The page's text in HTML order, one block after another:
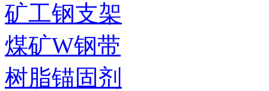
矿工钢支架
煤矿W钢带
树脂锚固剂